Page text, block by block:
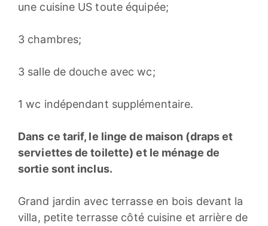
une cuisine US toute équipée;
3 chambres;
3 salle de douche avec wc;
1 wc indépendant supplémentaire.
Dans ce tarif, le linge de maison (draps et
serviettes de toilette) et le ménage de
sortie sont inclus.
Grand jardin avec terrasse en bois devant la
villa, petite terrasse côté cuisine et arrière de